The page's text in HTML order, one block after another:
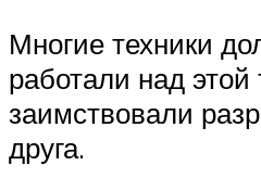
Многие техники
работали над этой
заимствовали
друга.